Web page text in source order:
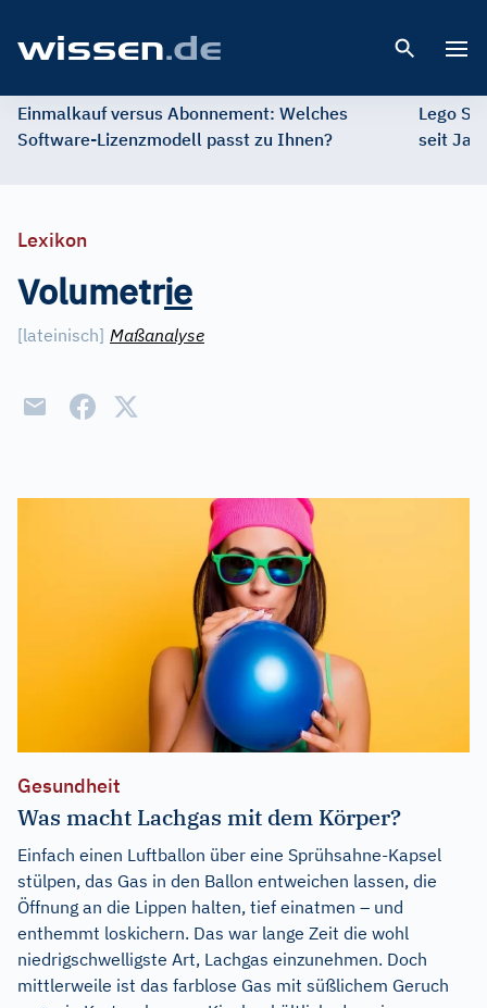
Einmalkauf versus Abonnement: Welches
Software-Lizenzmodell passt zu Ihnen?
Lego
seit
Lexikon
Volumetrie
[lateinisch] Maßanalyse
Gesundheit
Was macht Lachgas mit dem Körper?
Einfach einen Luftballon über eine Sprühsahne-Kapsel
stülpen, das Gas in den Ballon entweichen lassen, die
Öffnung an die Lippen halten, tief einatmen – und
enthemmt loskichern. Das war lange Zeit die wohl
niedrigschwelligste Art, Lachgas einzunehmen. Doch
mittlerweile ist das farblose Gas mit süßlichem Geruch